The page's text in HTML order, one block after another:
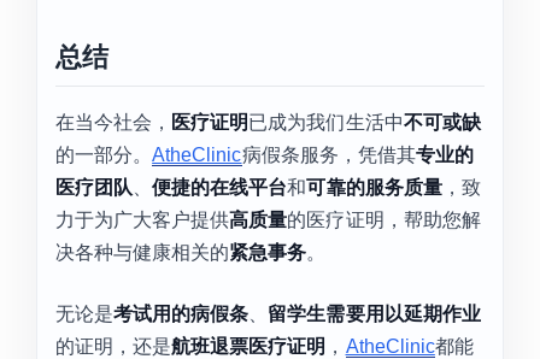
总结
在当今社会， 医疗证明已成为我们生活中不可或缺
的一部分。AtheClinic病假条服务，凭借其专业的
医疗团队、便捷的在线平台和可靠的服务质量，致
力于为广大客户提供高质量的医疗证明，帮助您解
决各种与健康相关的紧急事务。
无论是考试用的病假条、 留学生需要用以延期作业
的证明，还是航班退票医疗证明 ， AtheClinic都能